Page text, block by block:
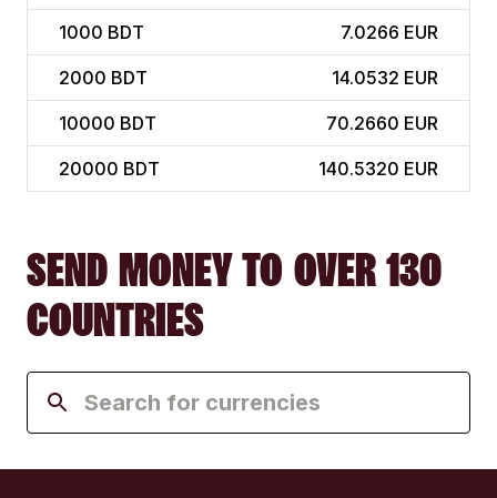
1000 BDT 7.0266 EUR
2000 BDT 14.0532 EUR
10000 BDT 70.2660 EUR
20000 BDT 140.5320 EUR
SEND MONEY TO OVER 130
COUNTRIES